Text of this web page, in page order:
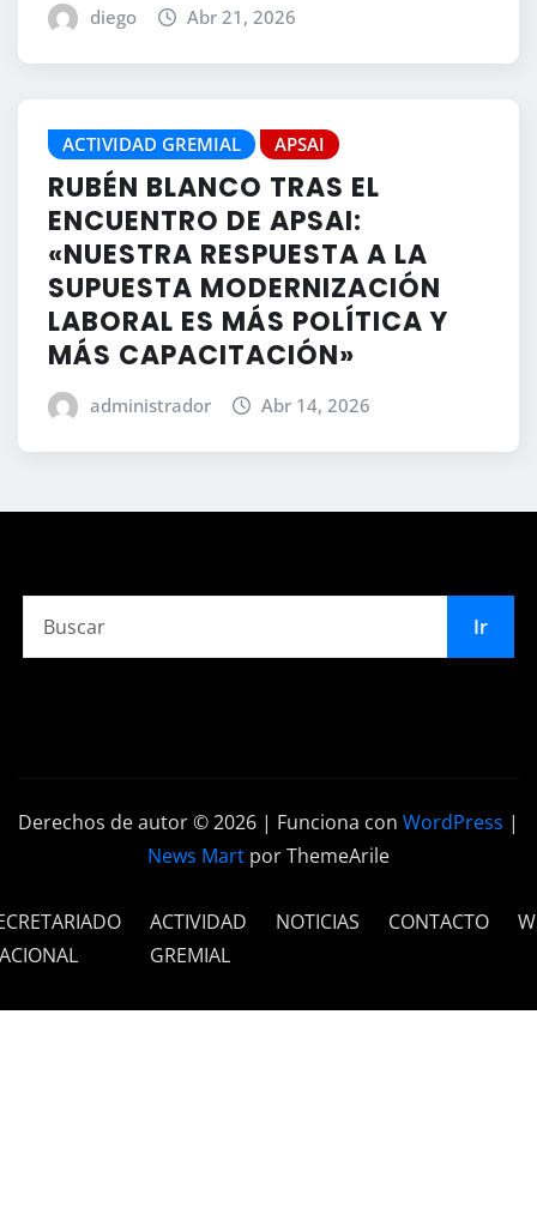
diego Abr 21, 2026
ACTIVIDAD GREMIAL APSAI
RUBÉN BLANCO TRAS EL
ENCUENTRO DE APSAI:
«NUESTRA RESPUESTA A LA
SUPUESTA MODERNIZACIÓN
LABORAL ES MÁS POLÍTICA Y
MÁS CAPACITACIÓN»
administrador Abr 14, 2026
Ir
Derechos de autor © 2026 | Funciona con WordPress |
News Mart por ThemeArile
ACTIVIDAD
GREMIAL
NOTICIAS CONTACTO